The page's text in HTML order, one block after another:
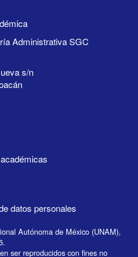
Administrativa SGC
s/n
datos personales
Autónoma de México (UNAM),
ser reproducidos con fines no